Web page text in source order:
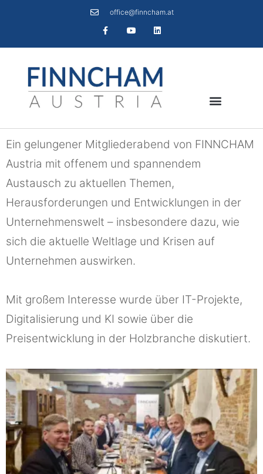
office@finncham.at
Ein gelungener Mitgliederabend von FINNCHAM
Austria mit offenem und spannendem
Austausch zu aktuellen Themen,
Herausforderungen und Entwicklungen in der
Unternehmenswelt – insbesondere dazu, wie
sich die aktuelle Weltlage und Krisen auf
Unternehmen auswirken.
Mit großem Interesse wurde über IT-Projekte,
Digitalisierung und KI sowie über die
Preisentwicklung in der Holzbranche diskutiert.